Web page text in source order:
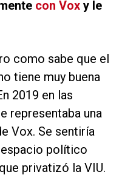
con Vox y le
como sabe que el
tiene muy buena
2019 en las
representaba una
Vox. Se sentiría
político
privatizó la VIU.